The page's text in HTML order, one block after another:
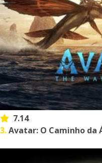
7.14
3.Avatar: O Caminho da